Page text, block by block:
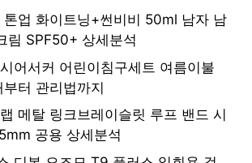
톤업 화이트닝+썬비비 50ml 남자 남
림 SPF50+ 상세분석
어서커 어린이침구세트 여름이불
터 관리법까지
메탈 링크브레이슬릿 루프 밴드 시
공용 상세분석